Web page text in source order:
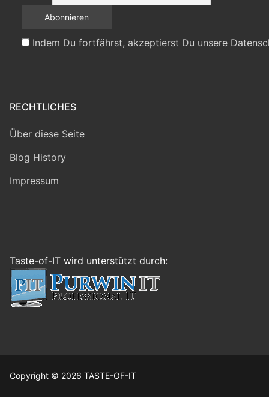
Indem Du fortfährst, akzeptierst Du unsere
RECHTLICHES
Über diese Seite
Blog History
Impressum
Taste-of-IT wird unterstützt durch:
Copyright © 2026 TASTE-OF-IT